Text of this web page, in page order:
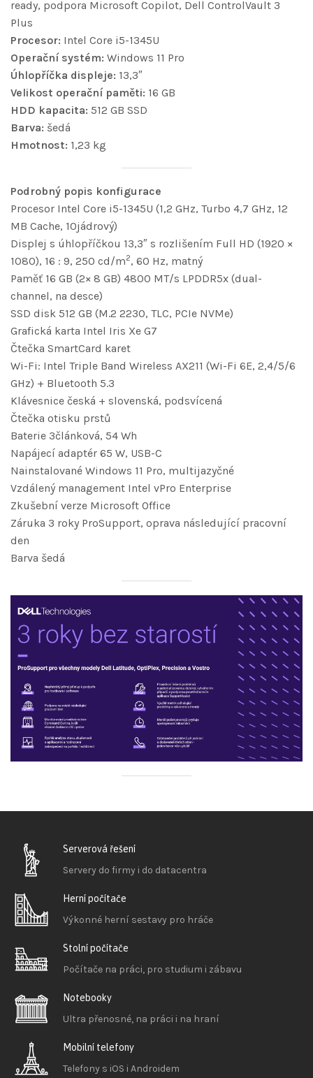
ready, podpora Microsoft Copilot, Dell ControlVault 3
Plus
Procesor: Intel Core i5-1345U
Operační systém: Windows 11 Pro
Úhlopříčka displeje: 13,3″
Velikost operační paměti: 16 GB
HDD kapacita: 512 GB SSD
Barva: šedá
Hmotnost: 1,23 kg
Podrobný popis konfigurace
Procesor Intel Core i5-1345U (1,2 GHz, Turbo 4,7 GHz, 12
MB Cache, 10jádrový)
Displej s úhlopříčkou 13,3″ s rozlišením Full HD (1920 ×
1080), 16 : 9, 250 cd/m2, 60 Hz, matný
Paměť 16 GB (2× 8 GB) 4800 MT/s LPDDR5x (dual-
channel, na desce)
SSD disk 512 GB (M.2 2230, TLC, PCIe NVMe)
Grafická karta Intel Iris Xe G7
Čtečka SmartCard karet
Wi-Fi: Intel Triple Band Wireless AX211 (Wi-Fi 6E, 2,4/5/6
GHz) + Bluetooth 5.3
Klávesnice česká + slovenská, podsvícená
Čtečka otisku prstů
Baterie 3článková, 54 Wh
Napájecí adaptér 65 W, USB-C
Nainstalované Windows 11 Pro, multijazyčné
Vzdálený management Intel vPro Enterprise
Zkušební verze Microsoft Office
Záruka 3 roky ProSupport, oprava následující pracovní
den
Barva šedá
Serverová řešení
Servery do firmy i do datacentra
Herní počítače
Výkonné herní sestavy pro hráče
Stolní počítače
Počítače na práci, pro studium i zábavu
Notebooky
Ultra přenosné, na práci i na hraní
Mobilní telefony
Telefony s iOS i Androidem